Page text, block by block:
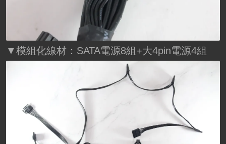
▼模組化線材：SATA電源8組+大4pin電源4組